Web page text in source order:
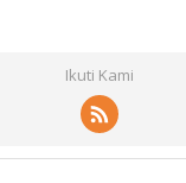
Ikuti Kami